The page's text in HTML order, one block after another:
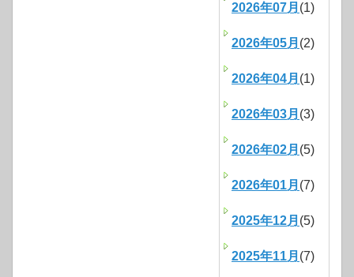
2026年07月 (1)
2026年05月 (2)
2026年04月 (1)
2026年03月 (3)
2026年02月 (5)
2026年01月 (7)
2025年12月 (5)
2025年11月 (7)